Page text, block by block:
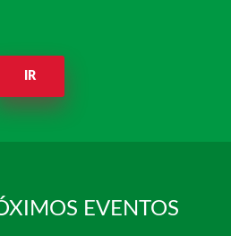
IR
EVENTOS